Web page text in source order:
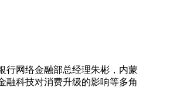
行网络金融部总经理朱彬，内蒙
融科技对消费升级的影响等多角